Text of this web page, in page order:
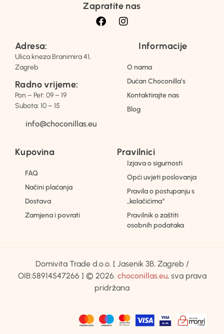
Zapratite nas
Adresa:
Ulica kneza Branimira 41,
Zagreb
Radno vrijeme:
Pon – Pet: 09 – 19
Subota: 10 – 15
info@choconillas.eu
Informacije
O nama
Dućan Choconilla’s
Kontaktirajte nas
Blog
Kupovina
FAQ
Načini plaćanja
Dostava
Zamjena i povrati
Pravilnici
Izjava o sigurnosti
Opći uvjeti poslovanja
Pravila o postupanju s
„kolačićima“
Pravilnik o zaštiti
osobnih podataka
Domivita Trade d.o.o. [ Jasenik 3B, Zagreb /
OIB:58914547266 ] © 2026. choconillas.eu, sva prava
pridržana